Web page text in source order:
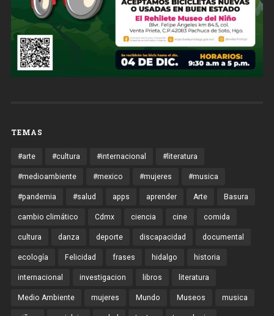
TEMAS
#arte #cultura #internacional #literatura
#medioambiente #mexico #mujeres #musica
#pandemia #salud apps aprender Arte Basura
cambio climático Cdmx ciencia cine comida
cultura danza deporte discapacidad documental
ecología Felicidad frases hidalgo historia
internacional investigacion libros literatura
Medio Ambiente mujeres Mundo Museos musica